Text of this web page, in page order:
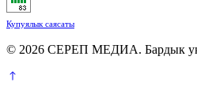
Купуялык саясаты
© 2026 СЕРЕП МЕДИА. Бардык